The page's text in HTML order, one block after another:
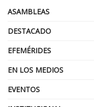
ASAMBLEAS
DESTACADO
EFEMÉRIDES
EN LOS MEDIOS
EVENTOS